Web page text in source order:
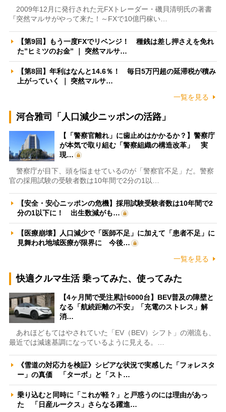
2009年12月に発行された元FXトレーダー・磯貝清明氏の著書
『突然マルサがやって来た！～FXで10億円稼い…
【第9回】もう一度FXでリベンジ！ 種銭は差し押さえを免れ
た”ヒミツのお金” ｜ 突然マルサ…
【第8回】年利はなんと14.6％！ 毎日5万円超の延滞税が積み
上がっていく ｜ 突然マルサ…
一覧を見る
河合雅司「人口減少ニッポンの活路」
【「警察官離れ」に歯止めはかかるか？】警察庁
が本気で取り組む「警察組織の構造改革」 実
現…
警察庁が目下、頭を悩ませているのが「警察官不足」だ。警察
官の採用試験の受験者数は10年間で2分の1以…
【安全・安心ニッポンの危機】採用試験受験者数は10年間で2
分の1以下に！ 出生数減がも…
【医療崩壊】人口減少で「医師不足」に加えて「患者不足」に
見舞われ地域医療が限界に 今後…
一覧を見る
快適クルマ生活 乗ってみた、使ってみた
【4ヶ月間で受注累計6000台】BEV普及の障壁と
なる「航続距離の不安」「充電のストレス」解
消…
あれほどもてはやされていた「EV（BEV）シフト」の潮流も、
最近では減速基調になっているように見える。…
《雪道の対応力を検証》シビアな状況で実感した「フォレスタ
ー」の真価 「ターボ」と「スト…
乗り込むと同時に「これが軽？」と戸惑うのには理由があっ
た 「日産ルークス」さらなる躍進…